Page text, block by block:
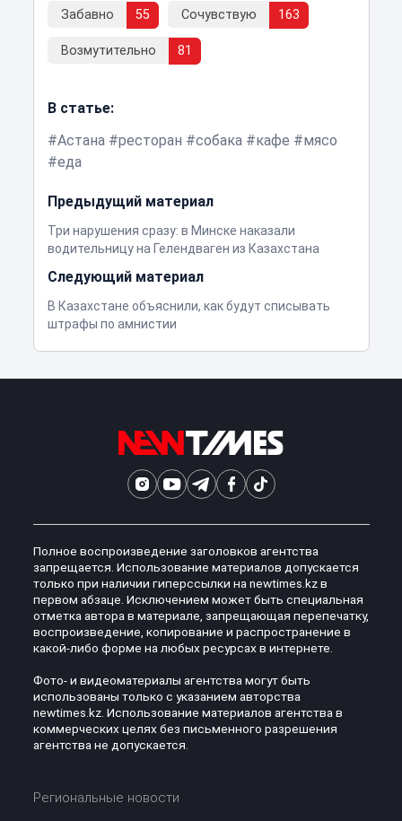
Забавно 55 Сочувствую 163
Возмутительно 81
В статье:
Астана
ресторан собака кафе
мясо
еда
Предыдущий материал
Три нарушения сразу: в Минске наказали
водительницу на Гелендваген из Казахстана
Следующий материал
В Казахстане объяснили, как будут списывать
штрафы по амнистии
Полное воспроизведение заголовков агентства
запрещается. Использование материалов допускается
только при наличии гиперссылки на newtimes.kz в
первом абзаце. Исключением может быть специальная
отметка автора в материале, запрещающая перепечатку,
воспроизведение, копирование и распространение в
какой-либо форме на любых ресурсах в интернете.
Фото- и видеоматериалы агентства могут быть
использованы только с указанием авторства
newtimes.kz. Использование материалов агентства в
коммерческих целях без письменного разрешения
агентства не допускается.
Региональные новости